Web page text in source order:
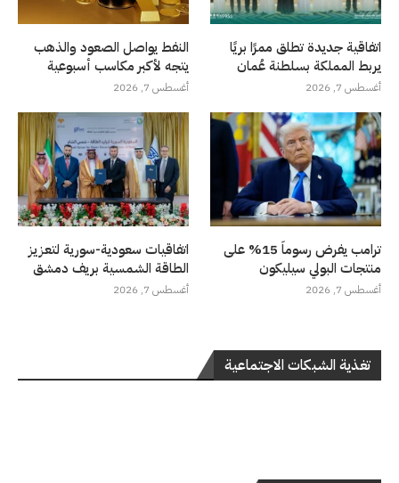
اتفاقية جديدة تطلق ممرًا بريًا
يربط المملكة بسلطنة عُمان
أغسطس 7, 2026
النفط يواصل الصعود والذهب
يتجه لأكبر مكاسب أسبوعية
أغسطس 7, 2026
ترامب يفرض رسوماً 15% على
منتجات البولي سيليكون
أغسطس 7, 2026
اتفاقيات سعودية-سورية لتعزيز
الطاقة الشمسية بريف دمشق
أغسطس 7, 2026
تغذية الشبكات الاجتماعية